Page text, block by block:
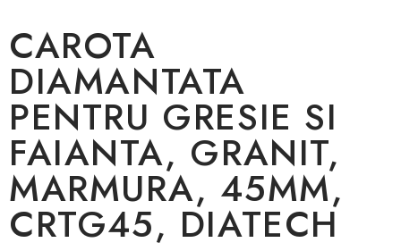
CAROTA
DIAMANTATA
PENTRU GRESIE SI
FAIANTA, GRANIT,
MARMURA, 45MM,
CRTG45, DIATECH